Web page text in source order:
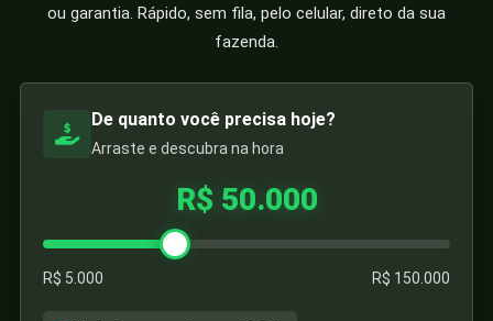
ou garantia. Rápido, sem fila, pelo celular, direto da sua
fazenda.
De quanto você precisa hoje?
Arraste e descubra na hora
R$ 50.000
De quanto você precisa hoje? Arraste para ajustar o valor
R$ 5.000 R$ 150.000